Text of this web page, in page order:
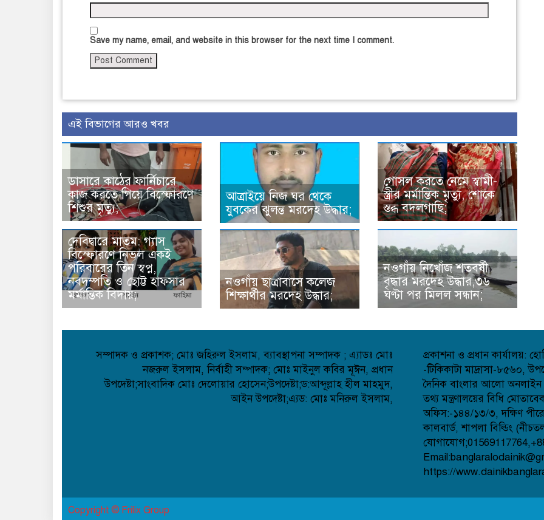
Save my name, email, and website in this browser for the next time I comment.
এই বিভাগের আরও খবর
ডাসারে কাঠের ফার্নিচারে
কাজ করতে গিয়ে বিস্ফোরণে
শিশুর মৃত্যু;
আত্রাইয়ে নিজ ঘর থেকে
যুবকের ঝুলন্ত মরদেহ উদ্ধার;
গোসল করতে নেমে স্বামী-
স্ত্রীর মর্মান্তিক মৃত্যু, শোকে
স্তব্ধ বদলগাছি;
দেবিদ্বারে মাতম: গ্যাস
বিস্ফোরণে নিভল একই
পরিবারের তিন স্বপ্ন,
নবদম্পতি ও ছোট্ট হাফসার
মর্মান্তিক বিদায়;
নওগাঁয় ছাত্রাবাসে কলেজ
শিক্ষার্থীর মরদেহ উদ্ধার;
নওগাঁয় নিখোঁজ শতবর্ষী
বৃদ্ধার মরদেহ উদ্ধার,৩৬
ঘণ্টা পর মিলল সন্ধান;
সম্পাদক ও প্রকাশক; মোঃ জহিরুল ইসলাম, ব্যাবস্থাপনা সম্পাদক ; এ্যাডঃ মোঃ
নজরুল ইসলাম, নির্বাহী সম্পাদক; মোঃ মাইনুল কবির মূঈন, প্রধান
উপদেষ্টা;সাংবাদিক মোঃ দেলোয়ার হোসেন;উপদেষ্টা;ড:আব্দূল্লাহ হীল মাহমুদ,
আইন উপদেষ্টা;এ্যড: মোঃ মনিরুল ইসলাম,
প্রকাশনা ও প্রধান কার্যালয়:
-টিকিকাটা মাদ্রাসা-৮৫৬০,
দৈনিক বাংলার আলো অনলাইন
তথ্য মন্ত্রণালয়ের বিধি
অফিস:-১৪৪/১৩/৩, দক্ষিণ
কালবার্ড, শাপলা বিল্ডিং
https://
Copyright © Frilix Group